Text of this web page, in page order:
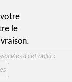
le
à cet objet :